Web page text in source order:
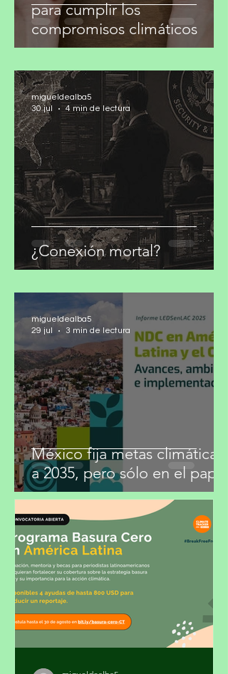
México requiere 1.7 billones
para cumplir los
compromisos climáticos
¿Conexión mortal?
migueldealba5
30 jul
4 min de lectura
México fija metas climáticas
a 2035, pero sólo en el papel
migueldealba5
29 jul
3 min de lectura